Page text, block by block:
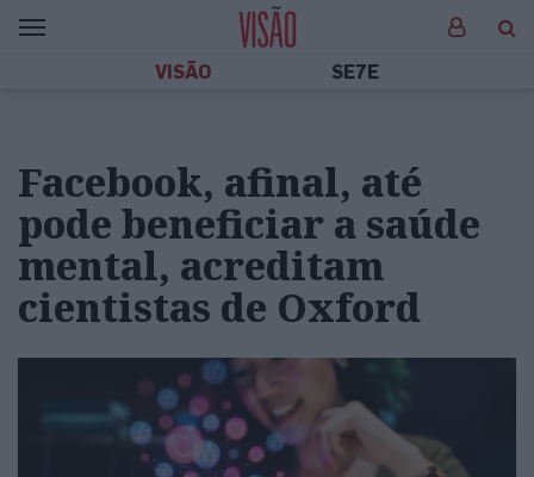
VISÃO SE7E
Facebook, afinal, até
pode beneficiar a saúde
mental, acreditam
cientistas de Oxford